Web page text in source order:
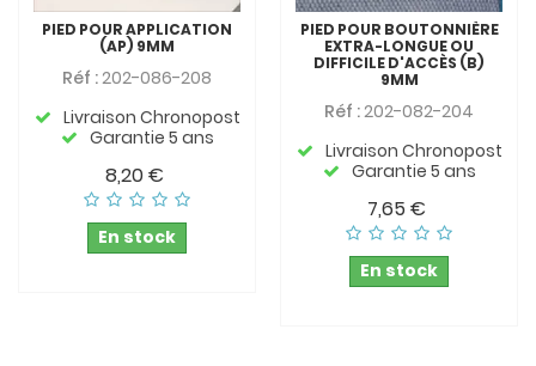
PIED POUR APPLICATION
(AP) 9MM
Réf :202-086-208
Livraison Chronopost
Garantie 5 ans
8,20 €
En stock
PIED POUR BOUTONNIÈRE
EXTRA-LONGUE OU
DIFFICILE D'ACCÈS (B)
9MM
Réf :202-082-204
Livraison Chronopost
Garantie 5 ans
7,65 €
En stock